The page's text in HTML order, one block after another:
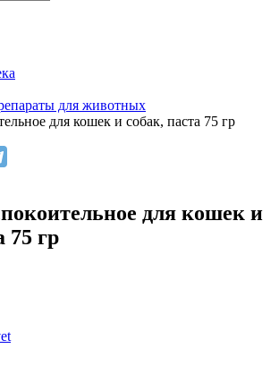
для животных
для кошек и собак, паста 75 гр
для кошек и
75 гр